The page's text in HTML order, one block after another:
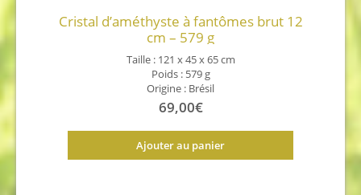
Cristal d’améthyste à fantômes brut 12
cm – 579 g
Taille : 121 x 45 x 65 cm
Poids : 579 g
Origine : Brésil
69,00€
Ajouter au panier